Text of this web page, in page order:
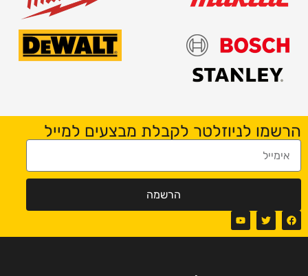
הרשמו לניוזלטר לקבלת מבצעים למייל
הרשמה